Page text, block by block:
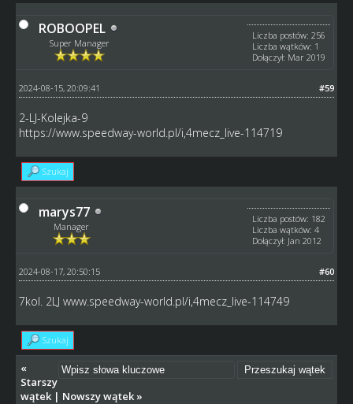
ROBOOPEL
Super Manager
Liczba postów: 256
Liczba wątków: 1
Dołączył: Mar 2019
#59
2024-08-15, 20:09:41
2-LJ-Kolejka-9
https://www.speedway-world.pl/i,4mecz_live-114719
Szukaj
marys77
Manager
Liczba postów: 182
Liczba wątków: 4
Dołączył: Jan 2012
#60
2024-08-17, 20:50:15
7kol. 2LJ www.speedway-world.pl/i,4mecz_live-114749
Szukaj
«
Starszy
wątek| Nowszy wątek»